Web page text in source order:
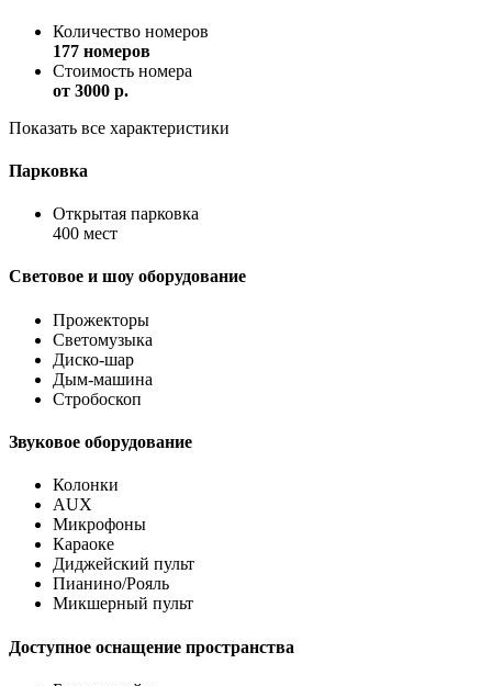
Количество номеров
177 номеров
Стоимость номера
от 3000 p.
Показать все характеристики
Парковка
Открытая парковка
400 мест
Световое и шоу оборудование
Прожекторы
Светомузыка
Диско-шар
Дым-машина
Стробоскоп
Звуковое оборудование
Колонки
AUX
Микрофоны
Караоке
Диджейский пульт
Пианино/Рояль
Микшерный пульт
Доступное оснащение пространства